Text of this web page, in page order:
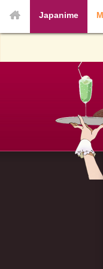
Japanime